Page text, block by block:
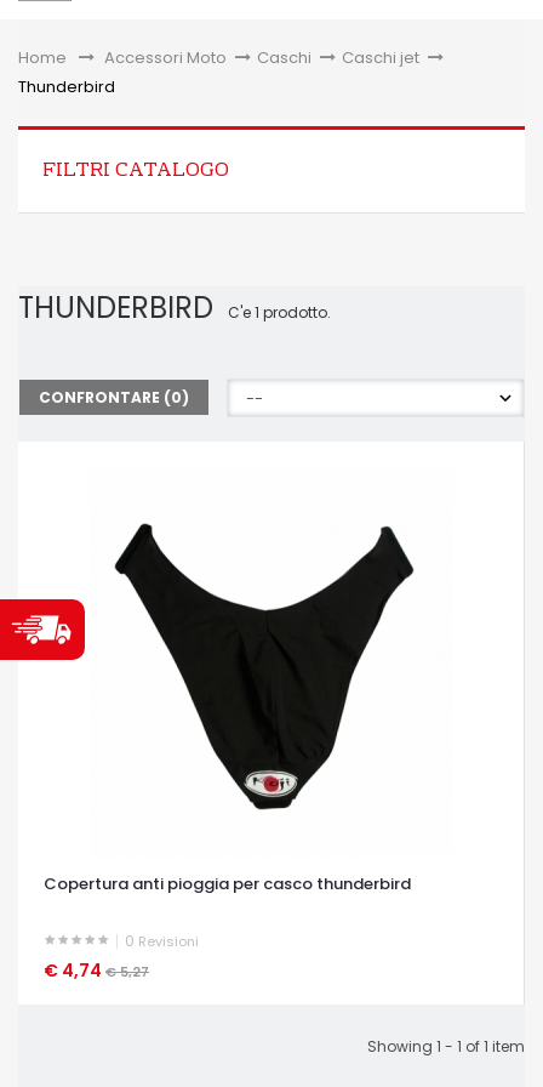
Home &gt;Accessori Moto > Caschi > Caschi jet >
Thunderbird
FILTRI CATALOGO
THUNDERBIRD C'e 1 prodotto.
CONFRONTARE (0)
Copertura anti pioggia per casco thunderbird
0 Revisioni
€ 4,74 € 5,27
OCCHIATA VELOCE
Showing 1 - 1 of 1 item